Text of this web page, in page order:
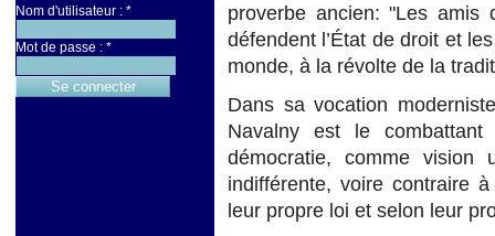
Nom d'utilisateur : *
Mot de passe : *
proverbe ancien: "Les amis
défendent l’État de droit et
monde, à la révolte de la
Dans sa vocation
Navalny est le
démocratie, comme vision
indifférente, voire contraire
leur propre loi et selon leur